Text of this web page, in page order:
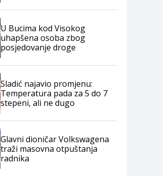
U Bucima kod Visokog
uhapšena osoba zbog
posjedovanje droge
Sladić najavio promjenu:
Temperatura pada za 5 do 7
stepeni, ali ne dugo
Glavni dioničar Volkswagena
traži masovna otpuštanja
radnika